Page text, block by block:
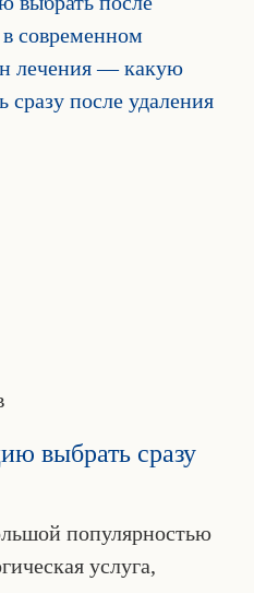
выбрать сразу
популярностью
услуга,